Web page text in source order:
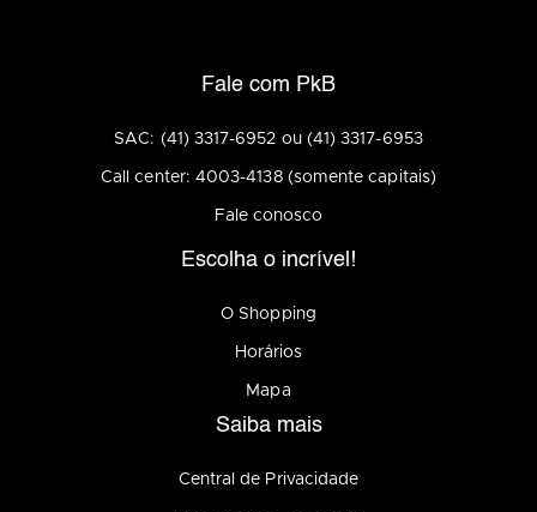
Fale com PkB
SAC: (41) 3317-6952 ou (41) 3317-6953
Call center: 4003-4138 (somente capitais)
Fale conosco
Escolha o incrível!
O Shopping
Horários
Mapa
Saiba mais
Central de Privacidade